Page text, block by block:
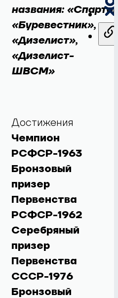
названия:
«Буревестник»,
«Дизелист»,
«Дизелист-
ШВСМ»
Достижения
Чемпион
РСФСР-1963
Бронзовый
призер
Первенства
РСФСР-1962
Серебряный
призер
Первенства
СССР-1976
Бронзовый